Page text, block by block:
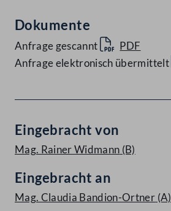
Dokumente
Anfrage gescannt
PDF
Anfrage elektronisch übermittelt
Eingebracht von
Mag. Rainer Widmann (B)
Eingebracht an
Mag. Claudia Bandion-Ortner (A)